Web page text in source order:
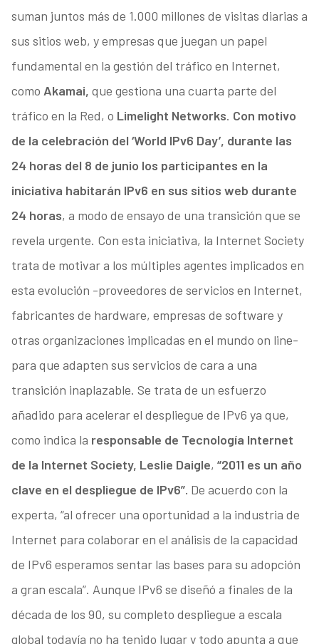
suman juntos más de 1.000 millones de visitas diarias a
sus sitios web, y empresas que juegan un papel
fundamental en la gestión del tráfico en Internet,
como Akamai, que gestiona una cuarta parte del
tráfico en la Red, o Limelight Networks. Con motivo
de la celebración del ‘World IPv6 Day’, durante las
24 horas del 8 de junio los participantes en la
iniciativa habitarán IPv6 en sus sitios web durante
24 horas, a modo de ensayo de una transición que se
revela urgente. Con esta iniciativa, la Internet Society
trata de motivar a los múltiples agentes implicados en
esta evolución -proveedores de servicios en Internet,
fabricantes de hardware, empresas de software y
otras organizaciones implicadas en el mundo on line-
para que adapten sus servicios de cara a una
transición inaplazable. Se trata de un esfuerzo
añadido para acelerar el despliegue de IPv6 ya que,
como indica la responsable de Tecnología Internet
de la Internet Society, Leslie Daigle, “2011 es un año
clave en el despliegue de IPv6”. De acuerdo con la
experta, “al ofrecer una oportunidad a la industria de
Internet para colaborar en el análisis de la capacidad
de IPv6 esperamos sentar las bases para su adopción
a gran escala”. Aunque IPv6 se diseñó a finales de la
década de los 90, su completo despliegue a escala
global todavía no ha tenido lugar y todo apunta a que